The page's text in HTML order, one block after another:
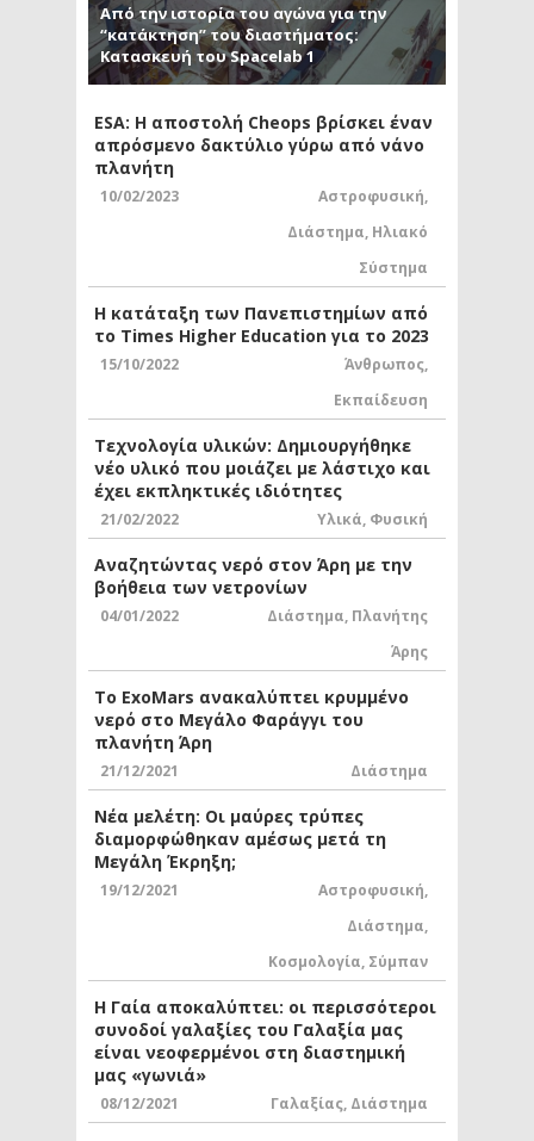
Από την ιστορία του αγώνα για την
“κατάκτηση” του διαστήματος:
Κατασκευή του Spacelab 1
ESA: Η αποστολή Cheops βρίσκει έναν
απρόσμενο δακτύλιο γύρω από νάνο
πλανήτη
10/02/2023 Αστροφυσική,
Διάστημα, Ηλιακό
Σύστημα
Η κατάταξη των Πανεπιστημίων από
το Times Higher Education για το 2023
15/10/2022 Άνθρωπος,
Εκπαίδευση
Τεχνολογία υλικών: Δημιουργήθηκε
νέο υλικό που μοιάζει με λάστιχο και
έχει εκπληκτικές ιδιότητες
21/02/2022 Υλικά, Φυσική
Αναζητώντας νερό στον Άρη με την
βοήθεια των νετρονίων
04/01/2022 Διάστημα, Πλανήτης
Άρης
Το ExoMars ανακαλύπτει κρυμμένο
νερό στο Μεγάλο Φαράγγι του
πλανήτη Άρη
21/12/2021 Διάστημα
Νέα μελέτη: Οι μαύρες τρύπες
διαμορφώθηκαν αμέσως μετά τη
Μεγάλη Έκρηξη;
19/12/2021 Αστροφυσική,
Διάστημα,
Κοσμολογία, Σύμπαν
Η Γαία αποκαλύπτει: οι περισσότεροι
συνοδοί γαλαξίες του Γαλαξία μας
είναι νεοφερμένοι στη διαστημική
μας «γωνιά»
08/12/2021 Γαλαξίας, Διάστημα